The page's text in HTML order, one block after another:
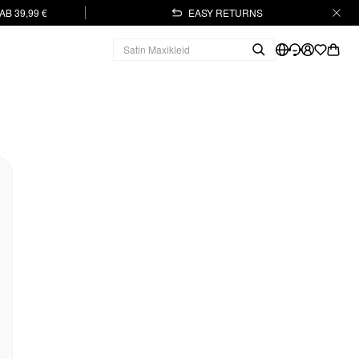
39,99 € EASY RETURNS